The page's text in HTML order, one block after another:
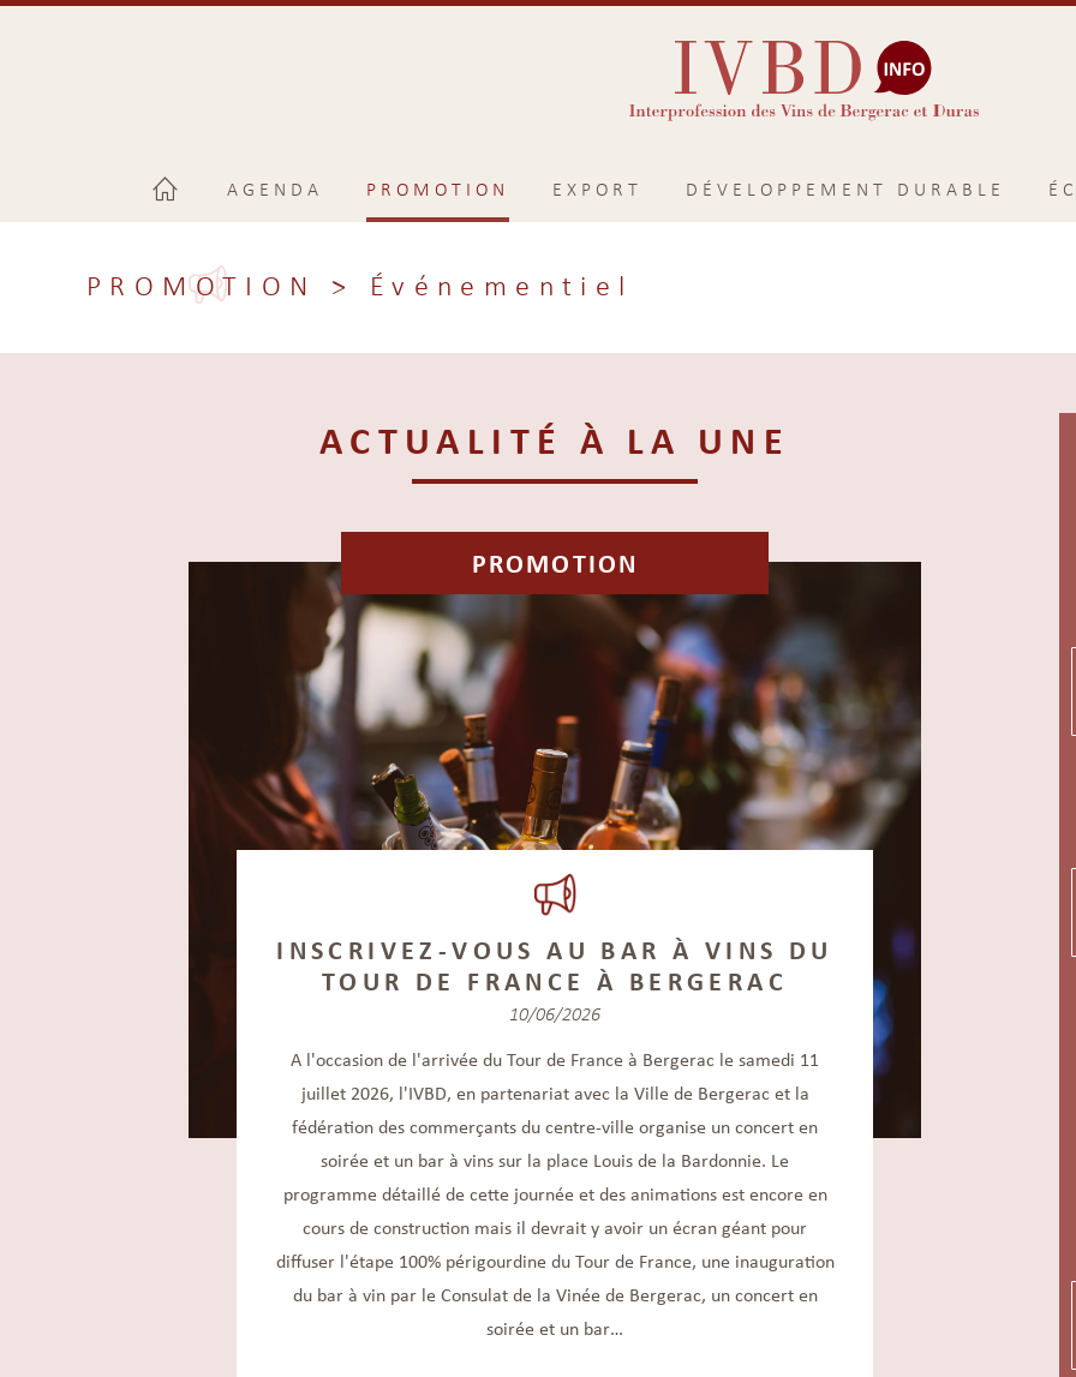
AGENDA PROMOTION EXPORT DÉVELOPPEMENT DURABLE
PROMOTION > Événementiel
ACTUALITÉ À LA UNE
PROMOTION
INSCRIVEZ-VOUS AU BAR À VINS DU
TOUR DE FRANCE À BERGERAC
10/06/2026
A l'occasion de l'arrivée du Tour de France à Bergerac le samedi 11
juillet 2026, l'IVBD, en partenariat avec la Ville de Bergerac et la
fédération des commerçants du centre-ville organise un concert en
soirée et un bar à vins sur la place Louis de la Bardonnie. Le
programme détaillé de cette journée et des animations est encore en
cours de construction mais il devrait y avoir un écran géant pour
diffuser l'étape 100% périgourdine du Tour de France, une inauguration
du bar à vin par le Consulat de la Vinée de Bergerac, un concert en
soirée et un bar…